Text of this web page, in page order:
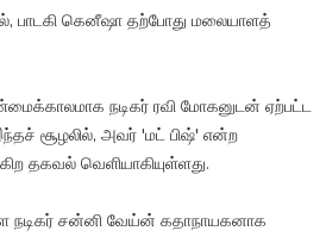
பாடகி கெனீஷா தற்போது மலையாளத்
நடிகர் ரவி மோகனுடன் ஏற்பட்ட
சூழலில், அவர் 'மட் பிஷ்' என்ற
தகவல் வெளியாகியுள்ளது.
நடிகர் சன்னி வேய்ன் கதாநாயகனாக